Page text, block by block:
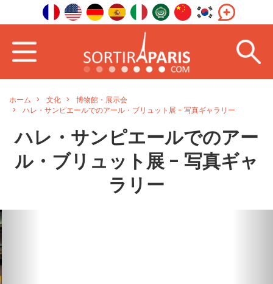
ホーム 文化
博物館・展示会
ハレ・サンピエールでのアール・ブリュット展 - 写真ギャラリー
ハレ・サンピエールでのアー
ル・ブリュット展 - 写真ギャ
ラリー